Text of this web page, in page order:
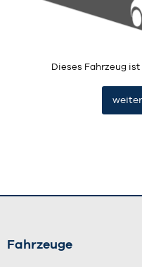
Dieses Fahrzeug
Fahrzeuge